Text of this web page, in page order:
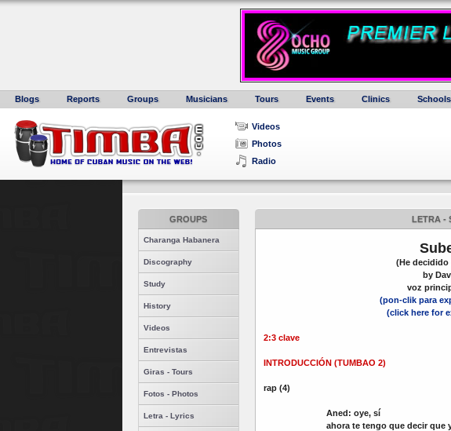
Blogs Reports Groups Musicians Tours Events Clinics Schools
Videos
Photos
Radio
GROUPS
Charanga Habanera
Discography
Study
History
Videos
Entrevistas
Giras - Tours
Fotos - Photos
Letra - Lyrics
LETRA -
(He decidido
by
voz
(pon-clik para
(click here for
2:3 clave
INTRODUCCIÓN (TUMBAO 2)
rap (4)
Aned: oye, sí
ahora te tengo que decir que